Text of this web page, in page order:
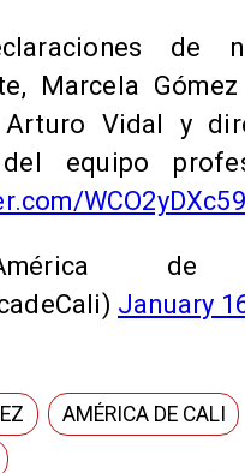
de
Marcela
Vidal y
equipo
WCO2yDXc59
de
January
AMÉRICA DE CALI